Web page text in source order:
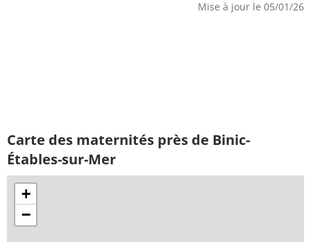
Mise à jour le 05/01/26
Carte des maternités près de Binic-
Étables-sur-Mer
+
−